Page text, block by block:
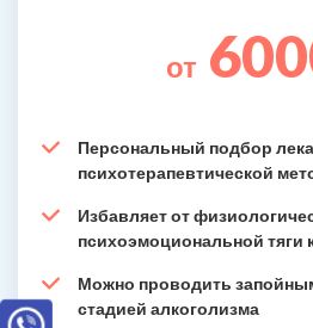
от
Персональный подбор
психотерапевтической
Избавляет от
психоэмоциональной тяги
Можно проводить
стадией алкоголизма